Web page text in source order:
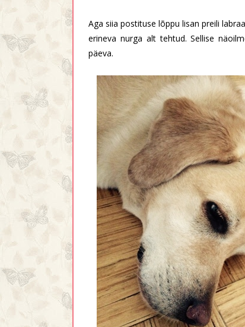
Aga siia postituse lõppu lisan preili
erineva nurga alt tehtud. Sellise
päeva.